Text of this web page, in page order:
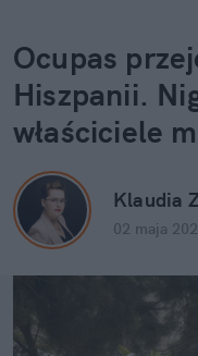
Ocupas
Hiszpanii.
właściciele
Klaudia
02 maja